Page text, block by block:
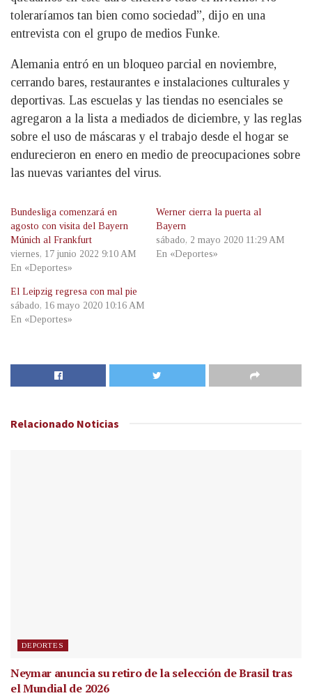
toleraríamos tan bien como sociedad”, dijo en una
entrevista con el grupo de medios Funke.
Alemania entró en un bloqueo parcial en noviembre,
cerrando bares, restaurantes e instalaciones culturales y
deportivas. Las escuelas y las tiendas no esenciales se
agregaron a la lista a mediados de diciembre, y las reglas
sobre el uso de máscaras y el trabajo desde el hogar se
endurecieron en enero en medio de preocupaciones sobre
las nuevas variantes del virus.
Bundesliga comenzará en
agosto con visita del Bayern
Múnich al Frankfurt
viernes, 17 junio 2022 9:10 AM
En «Deportes»
Werner cierra la puerta al
Bayern
sábado, 2 mayo 2020 11:29 AM
En «Deportes»
El Leipzig regresa con mal pie
sábado, 16 mayo 2020 10:16 AM
En «Deportes»
Relacionado Noticias
DEPORTES
Neymar anuncia su retiro de la selección de Brasil tras
el Mundial de 2026